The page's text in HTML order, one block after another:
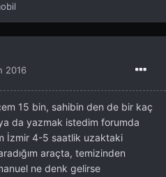
2016
15 bin, sahibin den de bir kaç
da yazmak istedim forumda
İzmir 4-5 saatlik uzaktaki
araçta, temizinden
ne denk gelirse